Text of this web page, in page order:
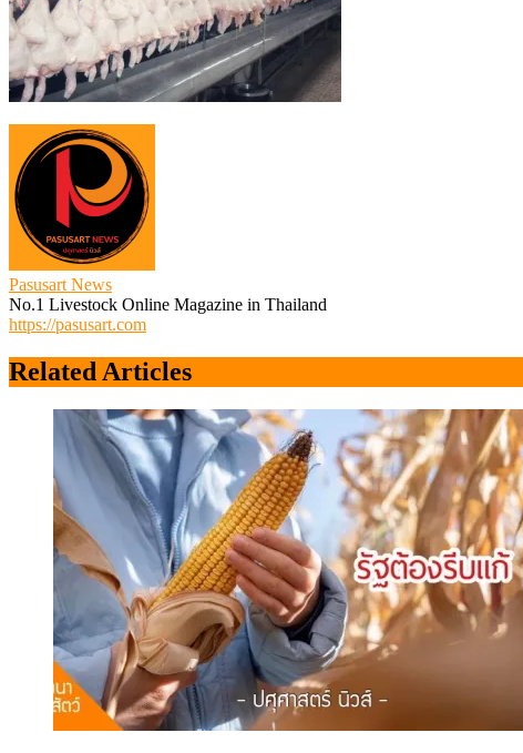
Pasusart News
No.1 Livestock Online Magazine in Thailand
https://pasusart.com
Related Articles